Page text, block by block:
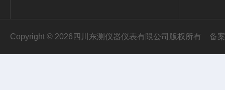
Copyright © 2026四川东测仪器仪表有限公司版权所有 备